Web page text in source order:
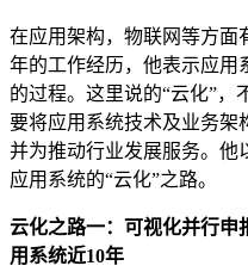
在应用架构，物联网等方面
年的工作经历，他表示应用
的过程。这里说的“云化”，
要将应用系统技术及业务架
并为推动行业发展服务。他
应用系统的“云化”之路。
云化之路一：可视化并行申
用系统近10年